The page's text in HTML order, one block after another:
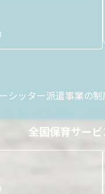
シッター派遣事業の制
全国保育サー